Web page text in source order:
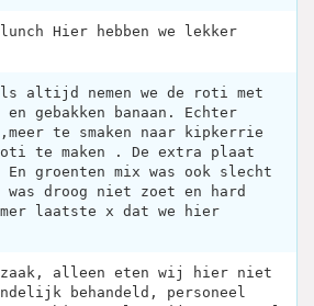
Hier hebben we lekker
altijd nemen we de roti met
gebakken banaan. Echter
te smaken naar kipkerrie
te maken . De extra plaat
groenten mix was ook slecht
was droog niet zoet en hard
laatste x dat we hier
zaak, alleen eten wij hier niet
behandeld, personeel